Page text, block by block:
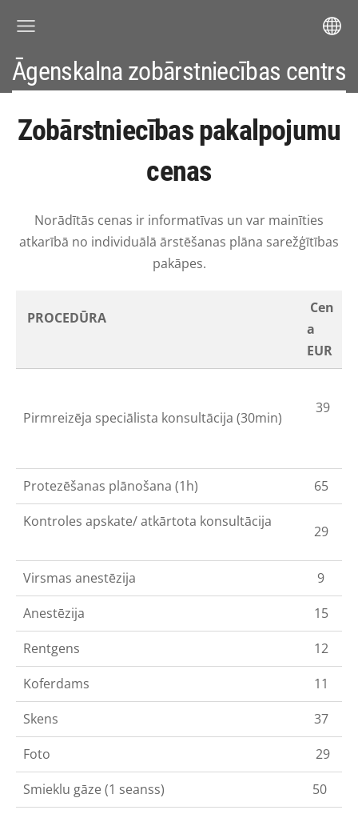
Āgenskalna zobārstniecības centrs
Zobārstniecības pakalpojumu
cenas
Norādītās cenas ir informatīvas un var mainīties
atkarībā no individuālā ārstēšanas plāna sarežģītības
pakāpes.
PROCEDŪRA
Cen
a
EUR
Pirmreizēja speciālista konsultācija (30min)
39
Protezēšanas plānošana (1h)
65
Kontroles apskate/ atkārtota konsultācija
29
Virsmas anestēzija
9
Anestēzija
15
Rentgens
12
Koferdams
11
Skens
37
Foto
29
Smieklu gāze (1 seanss)
50